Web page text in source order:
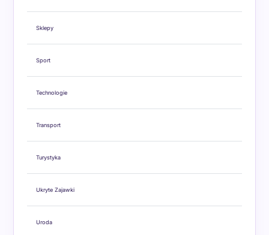
Sklepy
Sport
Technologie
Transport
Turystyka
Ukryte Zajawki
Uroda